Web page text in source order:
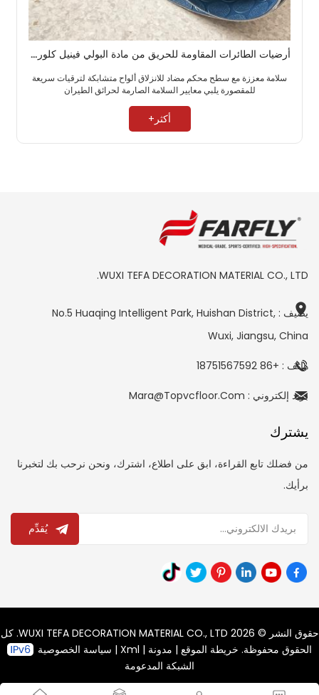
أرضيات الطائرات المقاومة للحريق من مادة البولي فينيل كلوريد (PVC) من ProGuard Plus، أرضيات كابينة متينة للخطوط الجوية التجارية
سلامة معززة مع سطح محكم مضاد للانزلاق ألواح متشابكة لترقيات سريعة
للمقصورة يلبي معايير السلامة الصارمة لحرائق الطيران ​
أكثر+
WUXI TEFA DECORATION MATERIAL CO., LTD.
يضيف : No.5 Huaqing Intelligent Park, Huishan District,
Wuxi, Jiangsu, China
هاتف : +86 18751567592
بريد إلكتروني : Mara@topvcfloor.com
يشترك
من فضلك تابع القراءة، ابق على اطلاع، اشترك، ونحن نرحب بك لتخبرنا
برأيك.
يُقدِّم
حقوق النشر © 2026 WUXI TEFA DECORATION MATERIAL CO., LTD. كل
الحقوق محفوظة. خريطة الموقع | مدونة |
Xml
| سياسة الخصوصية
الشبكة المدعومة